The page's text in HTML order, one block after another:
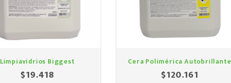
Limpiavidrios Biggest
$19.418
Cera Polimérica Autobrillante
$120.161